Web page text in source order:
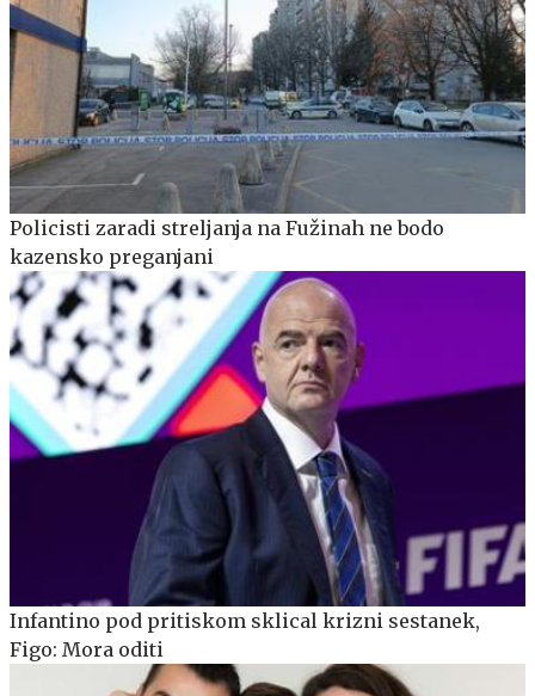
Policisti zaradi streljanja na Fužinah ne bodo
kazensko preganjani
Infantino pod pritiskom sklical krizni sestanek,
Figo: Mora oditi